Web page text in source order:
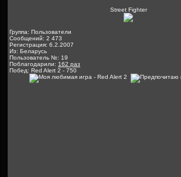
Street Fighter
Группа: Пользователи
Сообщений: 2 473
Регистрация: 6.2.2007
Из: Беларусь
Пользователь №: 19
Поблагодарили: 162 раз
Побед: Red Alert 2 - 750